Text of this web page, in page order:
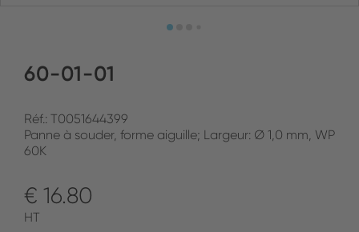
60-01-01
Réf.: T0051644399
Panne à souder, forme aiguille; Largeur: Ø 1,0 mm, WP
60K
€ 16.80
HT